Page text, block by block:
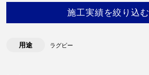
施工実績を絞り込む
用途 ラグビー